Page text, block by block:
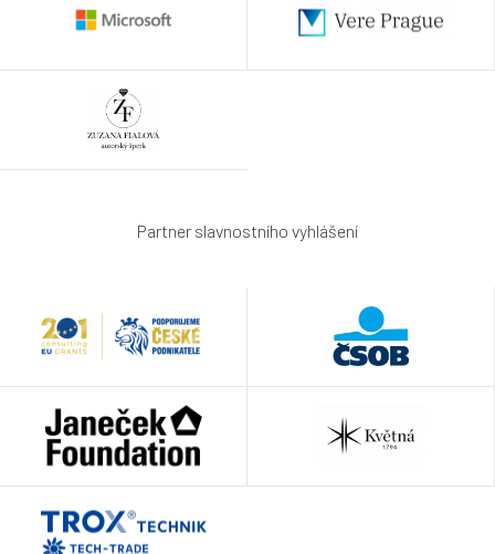
Partner slavnostního vyhlášení